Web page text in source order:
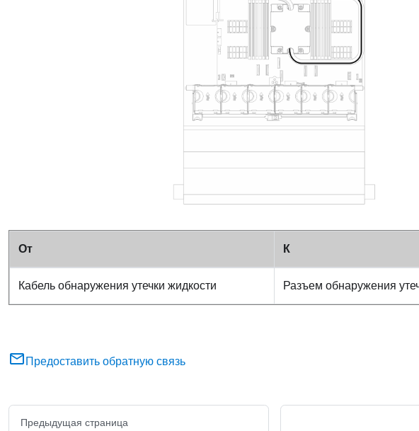
От К
Кабель обнаружения утечки жидкости Разъем обнаружения
Предоставить обратную связь
Предыдущая страница